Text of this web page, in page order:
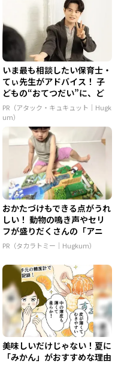
いま最も相談したい保育士・
てぃ先生がアドバイス！ 子
どもの“おてつだい”に、ど
ん...
PR（アタック・キュキュット｜Hugk
um）
おかたづけもできる点がうれ
しい！ 動物の鳴き声やセリ
フが盛りだくさんの「アニ
ア ...
PR（タカラトミー｜Hugkum）
美味しいだけじゃない！夏に
「みかん」がおすすめな理由